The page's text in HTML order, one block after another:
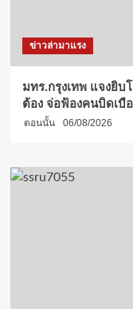
ข่าวล่ามาแรง
มทร.กรุงเทพ แจงยิบ
ต้อง จ่อฟ้องคนบิดเบื
ตอนนั้น 06/08/2026